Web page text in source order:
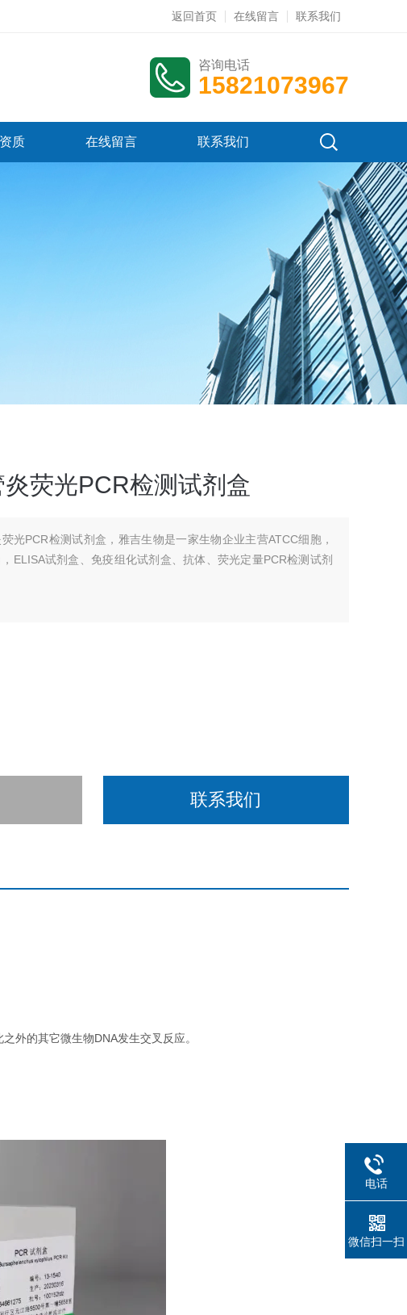
返回首页 在线留言 联系我们
咨询电话
15821073967
质 在线留言 联系我们
荧光PCR检测试剂盒
光PCR检测试剂盒，雅吉生物是一家生物企业主营ATCC细胞，
ELISA试剂盒、免疫组化试剂盒、抗体、荧光定量PCR检测试剂
联系我们
外的其它微生物DNA发生交叉反应。
电话
微信扫一扫